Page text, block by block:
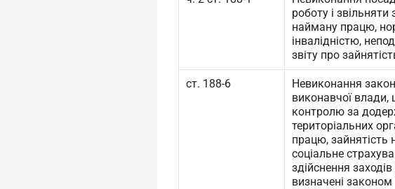
роботу і
найману працю,
інвалідністю,
звіту про
ст. 188-6
Невиконання
виконавчої влади,
контролю за
територіальних
працю, зайнятість
соціальне
здійснення
визначені законом